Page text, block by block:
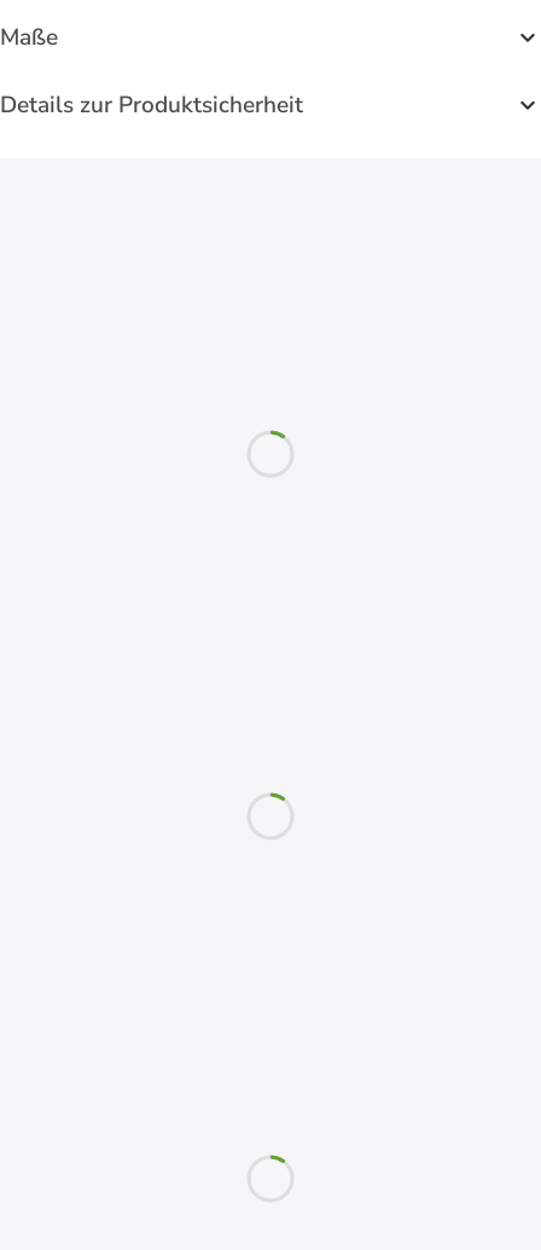
Maße
Details zur Produktsicherheit